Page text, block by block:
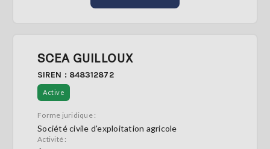
SCEA GUILLOUX
SIREN : 848312872
Active
Forme juridique :
Société civile d'exploitation agricole
Activité :